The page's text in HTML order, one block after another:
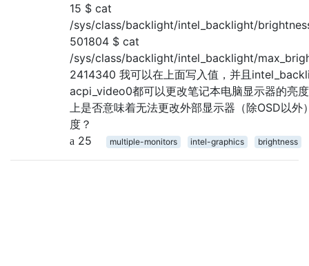
15 $ cat
/sys/class/backlight/intel_backlight/
501804 $ cat
/sys/class/backlight/intel_backlight/
2414340 我可以在上面写入值，并且
acpi_video0都可以更改笔记本电脑显示器的亮
上是否意味着无法更改外部显示器（除OSD以外
度？
25
multiple-monitors intel-graphics brightness